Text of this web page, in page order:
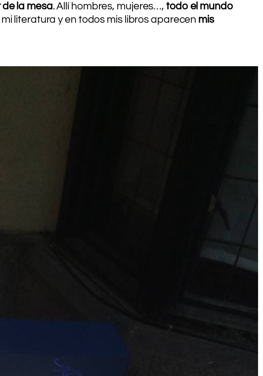
la mesa. Allí hombres, mujeres…,todo el mundo
literatura y en todos mis libros aparecen mis